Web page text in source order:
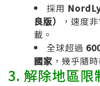
採用
良版）
，速度
載。
全球超過
國家 ，幾乎隨
3. 解除地區限